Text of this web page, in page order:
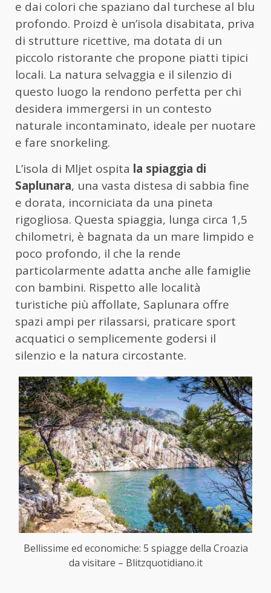
e dai colori che spaziano dal turchese al blu
profondo. Proizd è un’isola disabitata, priva
di strutture ricettive, ma dotata di un
piccolo ristorante che propone piatti tipici
locali. La natura selvaggia e il silenzio di
questo luogo la rendono perfetta per chi
desidera immergersi in un contesto
naturale incontaminato, ideale per nuotare
e fare snorkeling.
L’isola di Mljet ospita la spiaggia di
Saplunara, una vasta distesa di sabbia fine
e dorata, incorniciata da una pineta
rigogliosa. Questa spiaggia, lunga circa 1,5
chilometri, è bagnata da un mare limpido e
poco profondo, il che la rende
particolarmente adatta anche alle famiglie
con bambini. Rispetto alle località
turistiche più affollate, Saplunara offre
spazi ampi per rilassarsi, praticare sport
acquatici o semplicemente godersi il
silenzio e la natura circostante.
Bellissime ed economiche: 5 spiagge della Croazia
da visitare – Blitzquotidiano.it